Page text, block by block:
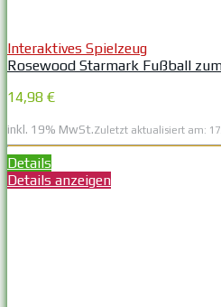
Interaktives Spielzeug
Rosewood Starmark Fußball
14,98 €
inkl. 19% MwSt.Zuletzt aktualisiert am:
Details
Details anzeigen